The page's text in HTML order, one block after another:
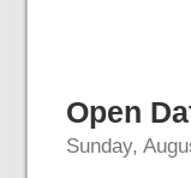
Open
Sunday,